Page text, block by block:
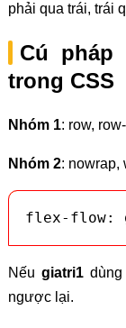
phải qua trái, trái
Cú pháp
trong CSS
Nhóm 1: row,
Nhóm 2: nowrap,
flex-flow:
Nếugiatri1 dùng
ngược lại.